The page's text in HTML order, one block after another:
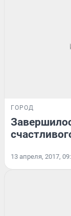
ГОРОД
13 апреля, 2017,